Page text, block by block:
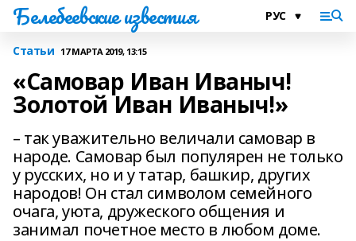
Белебеевские известия
Статьи 17 МАРТА 2019, 13:15
«Самовар Иван Иваныч!
Золотой Иван Иваныч!»
– так уважительно величали самовар в
народе. Самовар был популярен не только
у русских, но и у татар, башкир, других
народов! Он стал символом семейного
очага, уюта, дружеского общения и
занимал почетное место в любом доме.